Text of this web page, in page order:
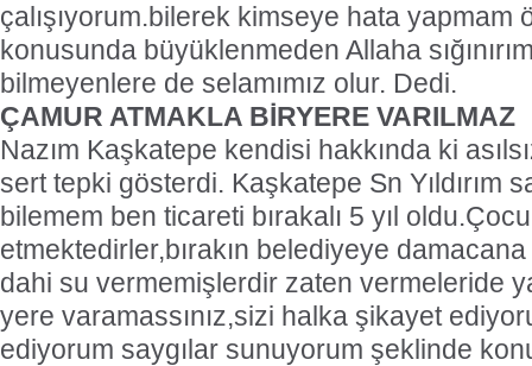
çalışıyorum.bilerek kimseye hata yapmam
konusunda büyüklenmeden Allaha
bilmeyenlere de selamımız olur. Dedi.
ÇAMUR ATMAKLA BİRYERE VARILMAZ
Nazım Kaşkatepe kendisi hakkında ki
sert tepki gösterdi. Kaşkatepe Sn Yıldırım
bilemem ben ticareti bırakalı 5 yıl
etmektedirler,bırakın belediyeye
dahi su vermemişlerdir zaten vermeleride
yere varamassınız,sizi halka şikayet
ediyorum saygılar sunuyorum şeklinde